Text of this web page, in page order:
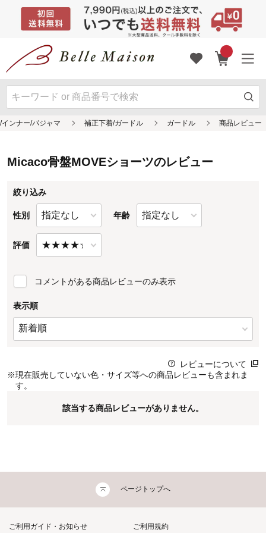
Micaco骨盤MOVEショーツのレビュー
絞り込み
性別 年齢
評価
コメントがある商品レビューのみ表示
表示順
レビューについて
※現在販売していない色・サイズ等への商品レビューも含まれま
す。
該当する商品レビューがありません。
ページトップへ
ご利用ガイド・お知らせ ご利用規約